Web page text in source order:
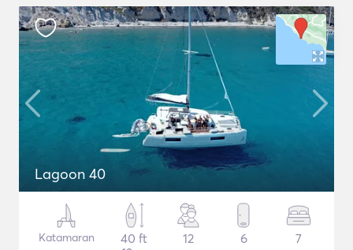
Lagoon 40
Katamaran
40 ft
12 6 7